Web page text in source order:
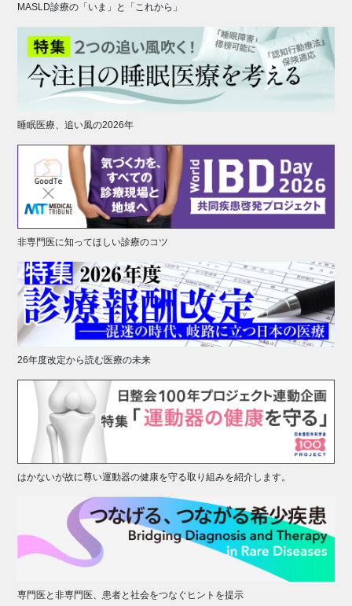
MASLD診療の「いま」と「これから」
睡眠医療、追い風の2026年
非専門医に知ってほしい診療のコツ
26年度改定から読む医療の未来
はかないが故に尊い運動器の健康を守る取り組みを紹介します。
専門医と非専門医、患者と社会をつなぐヒントを提示